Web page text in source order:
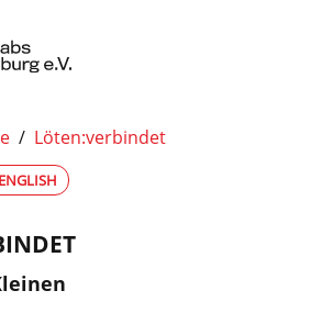
/ Löten:verbindet